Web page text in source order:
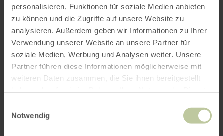
personalisieren, Funktionen für soziale Medien anbieten
zu können und die Zugriffe auf unsere Website zu
analysieren. Außerdem geben wir Informationen zu Ihrer
Verwendung unserer Website an unsere Partner für
soziale Medien, Werbung und Analysen weiter. Unsere
Partner führen diese Informationen möglicherweise mit
weiteren Daten zusammen, die Sie ihnen bereitgestellt
Notwendig
Guided walking tour
Guided walking tour.
Further